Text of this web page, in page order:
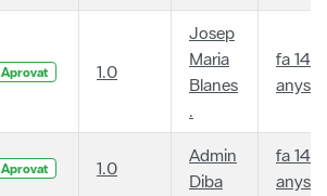
Aprovat 1.0
Josep
Maria
Blanes
.
fa 14
anys
Aprovat 1.0
Admin
Diba
fa 14
anys